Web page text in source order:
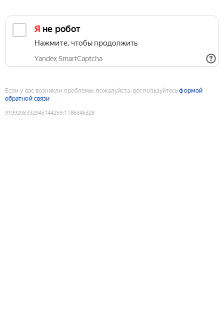
Я не робот
Нажмите, чтобы продолжить
Yandex SmartCaptcha
Если у вас возникли проблемы, пожалуйста, воспользуйтесьформой
обратной связи
9199208332945144259:1786346328